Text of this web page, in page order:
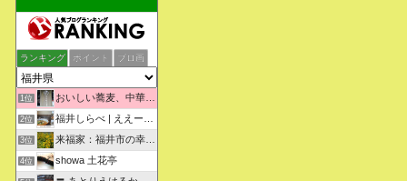
ランキング ポイント ブロ画
1位 おいしい蕎麦、中華そばを求めて彷徨うブログ
2位 福井しらべ | ええーっ！？そうなんや！知らんかったわ。
3位 来福家：福井市の幸せリフォーム物語
4位 showa 土花亭